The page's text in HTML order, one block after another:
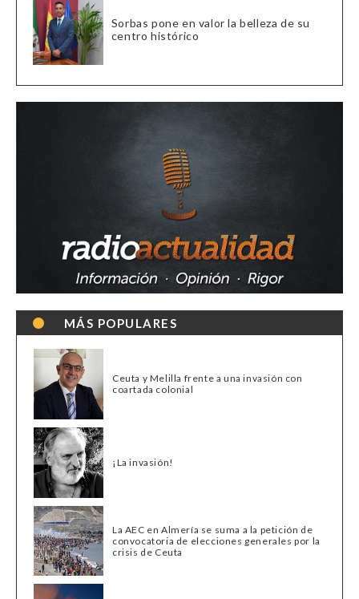
Sorbas pone en valor la belleza de su
centro histórico
MÁS POPULARES
Ceuta y Melilla frente a una invasión con
coartada colonial
¡La invasión!
La AEC en Almería se suma a la petición de
convocatoria de elecciones generales por la
crisis de Ceuta